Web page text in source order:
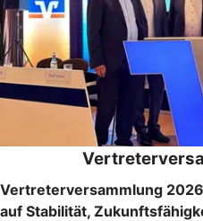
Vertreterversammlung
auf Stabilität,